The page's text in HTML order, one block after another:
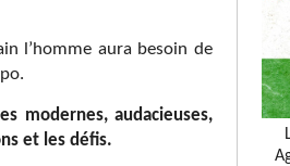
l’homme aura besoin de
modernes, audacieuses,
et les défis.